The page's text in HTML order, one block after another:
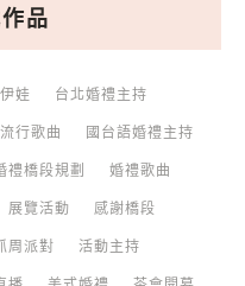
品
娃
台北婚禮主持
行歌曲
國台語婚禮主持
禮橋段規劃
婚禮歌曲
展覽活動
感謝橋段
周派對
活動主持